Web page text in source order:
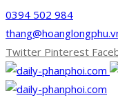
0394 502 984
Twitter Pinterest